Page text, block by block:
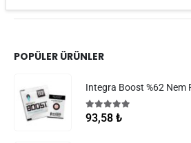
POPÜLER ÜRÜNLER
Integra Boost %62 Nem
5.005 üzerinden
93,58 ₺